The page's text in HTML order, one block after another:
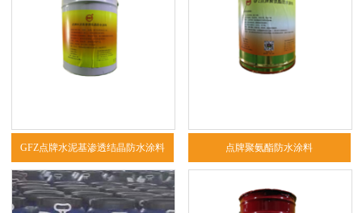
GFZ点牌水泥基渗透结晶防水涂料 点牌聚氨酯防水涂料